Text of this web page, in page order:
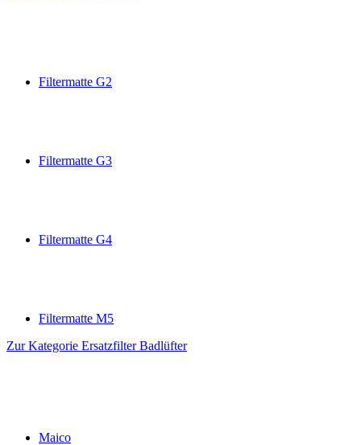
Filtermatte G2
Filtermatte G3
Filtermatte G4
Filtermatte M5
Zur Kategorie Ersatzfilter Badlüfter
Maico